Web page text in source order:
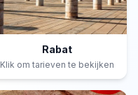
Rabat
Klik om tarieven te bekijken